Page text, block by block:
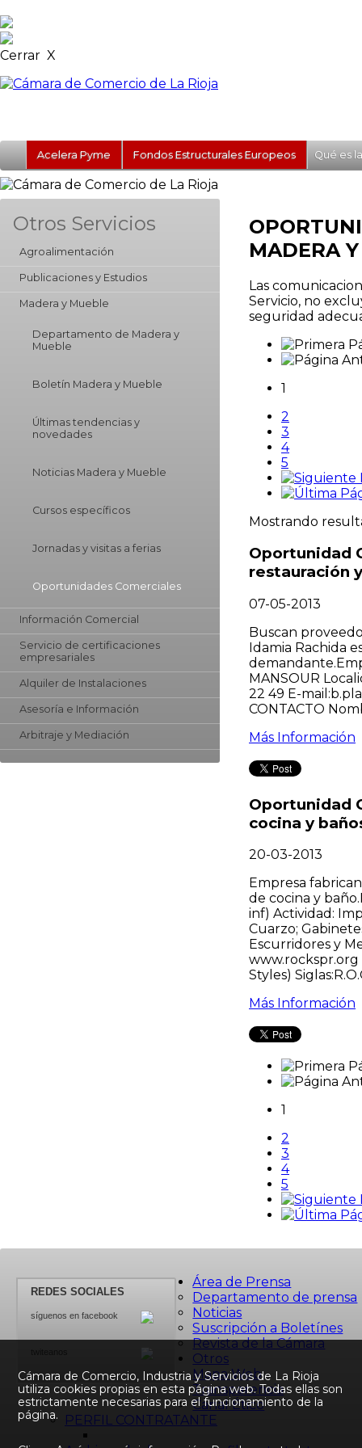
Cámara de Comercio, Industria y Servicios de La Rioja
utiliza cookies propias en esta página web. Todas ellas son
estrictamente necesarias para el funcionamiento de la
página.
Cerrar X
Acelera Pyme Fondos Estructurales Europeos Qué es
Otros Servicios
Agroalimentación
Publicaciones y Estudios
Madera y Mueble
Departamento de Madera y
Mueble
Boletín Madera y Mueble
Últimas tendencias y
novedades
Noticias Madera y Mueble
Cursos específicos
Jornadas y visitas a ferias
Oportunidades Comerciales
Información Comercial
Servicio de certificaciones
empresariales
Alquiler de Instalaciones
Asesoría e Información
Arbitraje y Mediación
MADERA
Las
Servicio, no
seguridad
1
2
3
4
5
Mostrando
Oportunidad
restauración
07-05-2013
Buscan
Idamia Rachida
MANSOUR
22 49 E-
CONTACTO
Más Información
Oportunidad
cocina y
20-03-2013
Empresa
de cocina y
inf) Actividad:
Cuarzo;
Escurridores y
www.rockspr.org
Styles)
Más Información
1
2
3
4
5
REDES SOCIALES
síguenos en facebook
Área de Prensa
Departamento de prensa
Noticias
Suscripción a Boletínes
Revista de la Cámara
Otros
Mapa Web
Transparencia
Canal Ético
PERFIL CONTRATANTE